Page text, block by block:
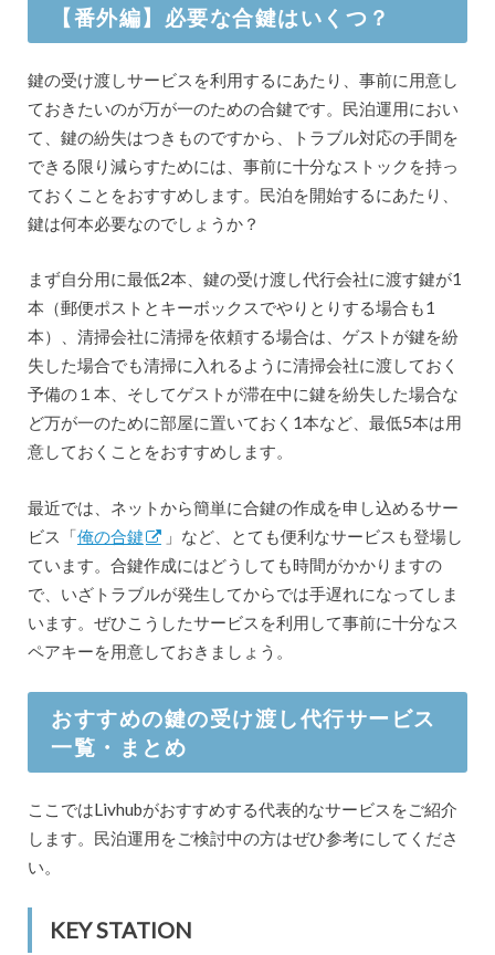
【番外編】必要な合鍵はいくつ？
鍵の受け渡しサービスを利用するにあたり、事前に用意し
ておきたいのが万が一のための合鍵です。民泊運用におい
て、鍵の紛失はつきものですから、トラブル対応の手間を
できる限り減らすためには、事前に十分なストックを持っ
ておくことをおすすめします。民泊を開始するにあたり、
鍵は何本必要なのでしょうか？
まず自分用に最低2本、鍵の受け渡し代行会社に渡す鍵が1
本（郵便ポストとキーボックスでやりとりする場合も1
本）、清掃会社に清掃を依頼する場合は、ゲストが鍵を紛
失した場合でも清掃に入れるように清掃会社に渡しておく
予備の１本、そしてゲストが滞在中に鍵を紛失した場合な
ど万が一のために部屋に置いておく1本など、最低5本は用
意しておくことをおすすめします。
最近では、ネットから簡単に合鍵の作成を申し込めるサー
ビス「俺の合鍵
」など、とても便利なサービスも登場し
ています。合鍵作成にはどうしても時間がかかりますの
で、いざトラブルが発生してからでは手遅れになってしま
います。ぜひこうしたサービスを利用して事前に十分なス
ペアキーを用意しておきましょう。
おすすめの鍵の受け渡し代行サービス
一覧・まとめ
ここではLivhubがおすすめする代表的なサービスをご紹介
します。民泊運用をご検討中の方はぜひ参考にしてくださ
い。
KEY STATION